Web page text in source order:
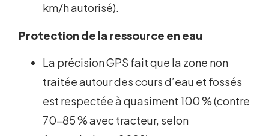
km/h autorisé).
Protection de la ressource en eau
La précision GPS fait que la zone non
traitée autour des cours d’eau et fossés
est respectée à quasiment 100 % (contre
70-85 % avec tracteur, selon